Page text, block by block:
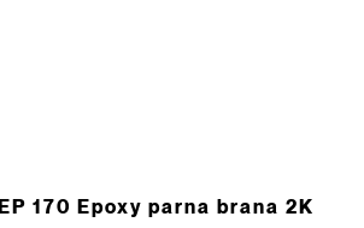
170 Epoxy parna brana 2K